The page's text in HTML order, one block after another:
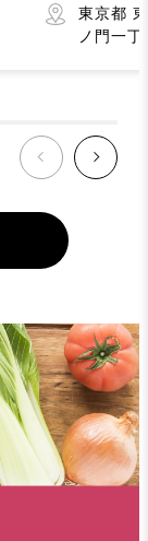
東京都
ノ門一